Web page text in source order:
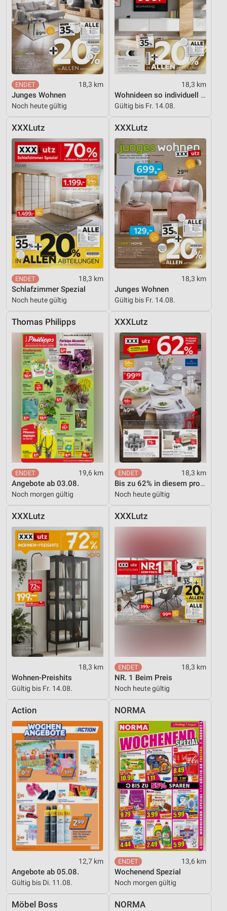
18,3 km
Junges Wohnen
Noch heute gültig
18,3 km
Wohnideen so individuell wie du!
Gültig bis Fr. 14.08.
XXXLutz
18,3 km
Schlafzimmer Spezial
Noch heute gültig
XXXLutz
18,3 km
Junges Wohnen
Gültig bis Fr. 14.08.
Thomas Philipps
19,6 km
Angebote ab 03.08.
Noch morgen gültig
XXXLutz
18,3 km
Bis zu 62% in diesem prospekt
Noch heute gültig
XXXLutz
18,3 km
Wohnen-Preishits
Gültig bis Fr. 14.08.
XXXLutz
18,3 km
NR. 1 Beim Preis
Noch heute gültig
Action
12,7 km
Angebote ab 05.08.
Gültig bis Di. 11.08.
NORMA
13,6 km
Wochenend Spezial
Noch morgen gültig
Möbel Boss NORMA
Werbung